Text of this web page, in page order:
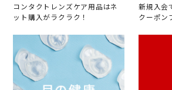
コンタクトレンズケア用品はネ
ット購入がラクラク！
新規入会
クーポン